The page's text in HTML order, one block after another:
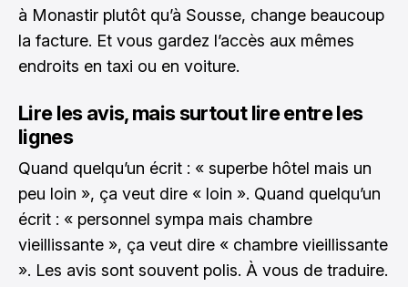
à Monastir plutôt qu’à Sousse, change beaucoup
la facture. Et vous gardez l’accès aux mêmes
endroits en taxi ou en voiture.
Lire les avis, mais surtout lire entre les
lignes
Quand quelqu’un écrit : « superbe hôtel mais un
peu loin », ça veut dire « loin ». Quand quelqu’un
écrit : « personnel sympa mais chambre
vieillissante », ça veut dire « chambre vieillissante
». Les avis sont souvent polis. À vous de traduire.